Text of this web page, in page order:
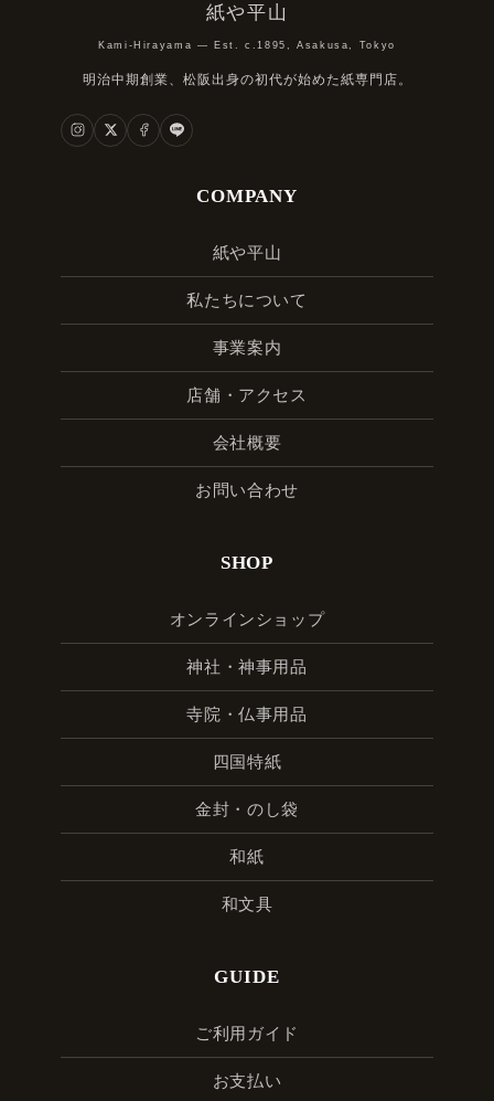
紙や平山
Kami-Hirayama — Est. c.1895, Asakusa, Tokyo
明治中期創業、松阪出身の初代が始めた紙専門店。
COMPANY
紙や平山
私たちについて
事業案内
店舗・アクセス
会社概要
お問い合わせ
SHOP
オンラインショップ
神社・神事用品
寺院・仏事用品
四国特紙
金封・のし袋
和紙
和文具
GUIDE
ご利用ガイド
お支払い